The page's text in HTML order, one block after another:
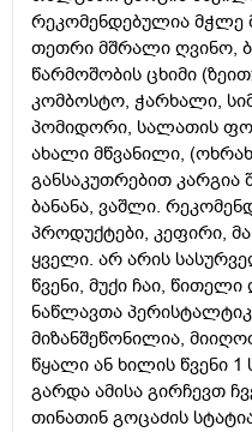
რეკომენდებულია მჭლე
თეთრი მშრალი ღვინო,
წარმოშობის ცხიმი
კომბოსტო, ჭარხალი,
პომიდორი, სალათის
ახალი მწვანილი,
განსაკუთრებით კარგია
ბანანა, ვაშლი.
პროდუქტები, კეფირი,
ყველი. არ არის
წვენი, მუქი ჩაი,
ნაწლავთა
მიზანშეწონილია,
წყალი ან ხილის წვენი
გარდა ამისა გირჩევთ
თინათინ გოცაძის